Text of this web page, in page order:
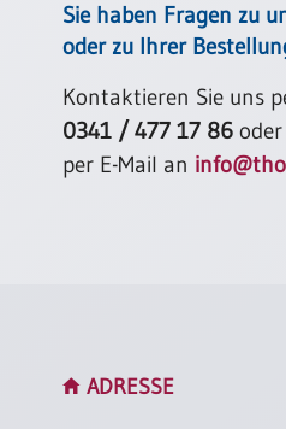
Einzelposter
Sortimente
Hefte
Sie haben Fragen zu
oder zu Ihrer
Kontaktieren Sie uns
0341 / 477 17 86 oder
per E-Mail an
ADRESSE